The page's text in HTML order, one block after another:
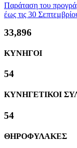
Παράταση του
έως τις 30
36,524
ΚΥΝΗΓΟΙ
58
ΚΥΝΗΓΕΤΙΚΟΙ
58
ΘΗΡΟΦΥΛΑΚΕΣ